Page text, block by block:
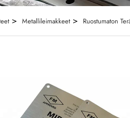
> Metallileimakkeet > Ruostumaton